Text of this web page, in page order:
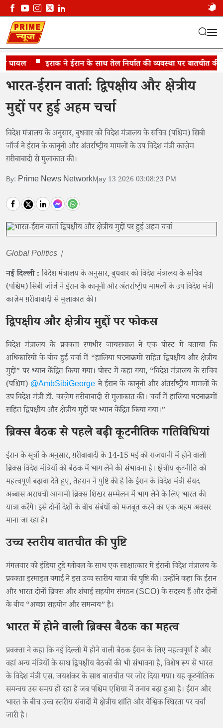
इराक ने ईरान के साथ तेल निर्यात की व्यवस्था पर बातचीत की
भारत-ईरान वार्ता: द्विपक्षीय चर्चा
भारत-ईरान वार्ता: द्विपक्षीय और क्षेत्रीय
मुद्दों पर हुई अहम चर्चा
विदेश मंत्रालय के अनुसार, बुधवार को विदेश मंत्रालय के सचिव (पश्चिम) सिबी
जॉर्ज ने ईरान के कानूनी और अंतर्राष्ट्रीय मामलों के उप विदेश मंत्री काज़ेम
ग़रीबाबादी से मुलाकात की।
By: Prime News NetworkMay 13 2026 03:08:23 PM
Global Politics |
नई दिल्ली :विदेश मंत्रालय के अनुसार, बुधवार को विदेश मंत्रालय के सचिव
(पश्चिम) सिबी जॉर्ज ने ईरान के कानूनी और अंतर्राष्ट्रीय मामलों के उप विदेश मंत्री
काज़ेम ग़रीबाबादी से मुलाकात की।
द्विपक्षीय और क्षेत्रीय मुद्दों पर फोकस
विदेश मंत्रालय के प्रवक्ता रणधीर जायसवाल ने एक पोस्ट में बताया कि
अधिकारियों के बीच हुई चर्चा में “हालिया घटनाक्रमों सहित द्विपक्षीय और क्षेत्रीय
मुद्दों” पर ध्यान केंद्रित किया गया। पोस्ट में कहा गया, “विदेश मंत्रालय के सचिव
(पश्चिम) @AmbSibiGeorge ने ईरान के कानूनी और अंतर्राष्ट्रीय मामलों के
उप विदेश मंत्री डॉ. काज़ेम ग़रीबाबादी से मुलाकात की। चर्चा में हालिया घटनाक्रमों
सहित द्विपक्षीय और क्षेत्रीय मुद्दों पर ध्यान केंद्रित किया गया।”
ब्रिक्स बैठक से पहले बढ़ी कूटनीतिक गतिविधियां
ईरान के सूत्रों के अनुसार, ग़रीबाबादी के 14-15 मई को राजधानी में होने वाली
ब्रिक्स विदेश मंत्रियों की बैठक में भाग लेने की संभावना है। क्षेत्रीय कूटनीति को
महत्वपूर्ण बढ़ावा देते हुए, तेहरान ने पुष्टि की है कि ईरान के विदेश मंत्री सैयद
अब्बास अराघची आगामी ब्रिक्स शिखर सम्मेलन में भाग लेने के लिए भारत की
यात्रा करेंगे। इसे दोनों देशों के बीच संबंधों को मजबूत करने का एक अहम अवसर
माना जा रहा है।
उच्च स्तरीय बातचीत की पुष्टि
मंगलवार को इंडिया टुडे ग्लोबल के साथ एक साक्षात्कार में ईरानी विदेश मंत्रालय के
प्रवक्ता इस्माइल बगाई ने इस उच्च स्तरीय यात्रा की पुष्टि की। उन्होंने कहा कि ईरान
और भारत दोनों ब्रिक्स और शंघाई सहयोग संगठन (SCO) के सदस्य हैं और दोनों
के बीच “अच्छा सहयोग और समन्वय” है।
भारत में होने वाली ब्रिक्स बैठक का महत्व
प्रवक्ता ने कहा कि नई दिल्ली में होने वाली बैठक ईरान के लिए महत्वपूर्ण है और
वहां अन्य मंत्रियों के साथ द्विपक्षीय बैठकों की भी संभावना है, विशेष रूप से भारत
के विदेश मंत्री एस. जयशंकर के साथ बातचीत पर जोर दिया गया। यह कूटनीतिक
समन्वय उस समय हो रहा है जब पश्चिम एशिया में तनाव बढ़ा हुआ है। ईरान और
भारत के बीच उच्च स्तरीय संवादों में क्षेत्रीय शांति और वैश्विक स्थिरता पर चर्चा
जारी है।